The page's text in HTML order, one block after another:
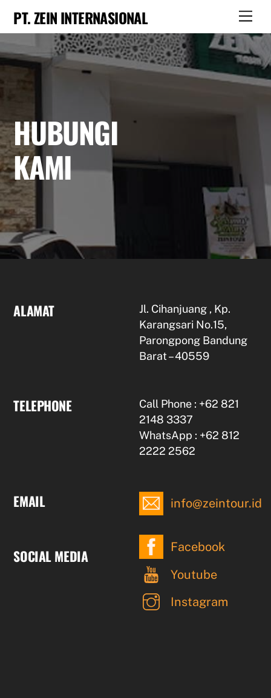
PT. ZEIN INTERNASIONAL
HUBUNGI
KAMI
ALAMAT
Jl. Cihanjuang , Kp.
Karangsari No.15,
Parongpong Bandung
Barat – 40559
TELEPHONE
Call Phone : +62 821
2148 3337
WhatsApp : +62 812
2222 2562
EMAIL info@zeintour.id
SOCIAL MEDIA
Facebook
Youtube
Instagram